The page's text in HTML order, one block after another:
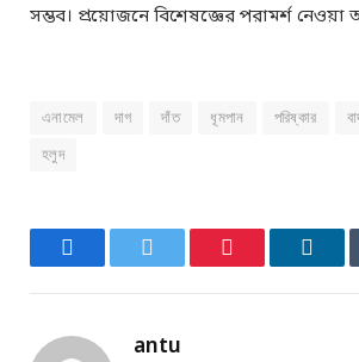
সম্ভব। প্রয়োজনে বিশেষজ্ঞের পরামর্শ
এনামেল দাগ দাঁত ধূমপান পরিষ্কার
হলুদ
FacebookTwitter Pinterest
antu